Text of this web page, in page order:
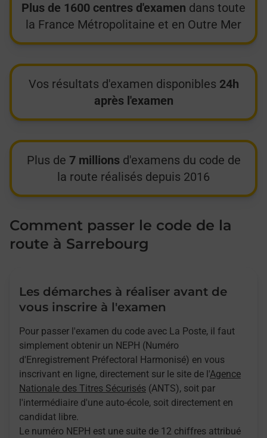
Plus de 1600 centres d'examen dans toute
la France Métropolitaine et en Outre Mer
Vos résultats d'examen disponibles 24h
après l'examen
Plus de 7 millionsd'examens du code de
la route réalisés depuis 2016
Comment passer le code de la
route à Sarrebourg
Les démarches à réaliser avant de
vous inscrire à l'examen
Pour passer l'examen du code avec La Poste, il faut
simplement obtenir un NEPH (Numéro
d'Enregistrement Préfectoral Harmonisé) en vous
inscrivant en ligne, directement sur le site de l'Agence
Nationale des Titres Sécurisés (ANTS), soit par
l'intermédiaire d'une auto-école, soit directement en
candidat libre.
Le numéro NEPH est une suite de 12 chiffres attribué